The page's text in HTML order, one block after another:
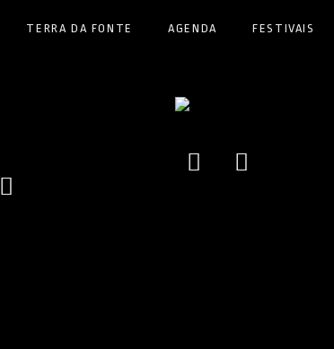
TERRA DA FONTE AGENDA FESTIVAIS
Instagram
FacebookInstagram